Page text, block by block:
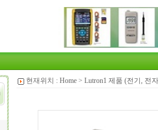
현재위치 : Home > Lutron1 제품 (전기, 전